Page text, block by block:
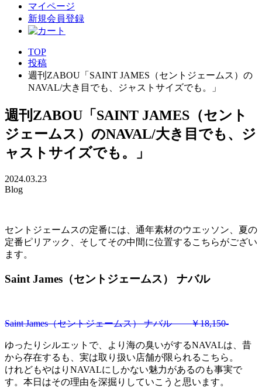
マイページ
新規会員登録
TOP
投稿
週刊ZABOU「SAINT JAMES（セントジェームス）の
NAVAL/大き目でも、ジャストサイズでも。」
週刊ZABOU「SAINT JAMES（セント
ジェームス）のNAVAL/大き目でも、ジ
ャストサイズでも。」
2024.03.23
Blog
セントジェームスの定番には、通年素材のウエッソン、夏の
定番ピリアック、そしてその中間に位置するこちらがござい
ます。
Saint James（セントジェームス） ナバル
Saint James（セントジェームス） ナバル ￥18,150-
ゆったりシルエットで、より海の臭いがするNAVALは、昔
から存在するも、実は取り扱い店舗が限られるこちら。
けれどもやはりNAVALにしかない魅力があるのも事実で
す。本日はその理由を深掘りしていこうと思います。